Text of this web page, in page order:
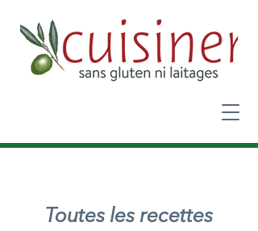
Toutes les recettes